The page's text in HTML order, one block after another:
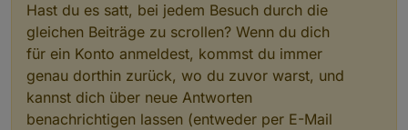
Hast du es satt, bei jedem Besuch durch die
gleichen Beiträge zu scrollen? Wenn du dich
für ein Konto anmeldest, kommst du immer
genau dorthin zurück, wo du zuvor warst, und
kannst dich über neue Antworten
benachrichtigen lassen (entweder per E-Mail